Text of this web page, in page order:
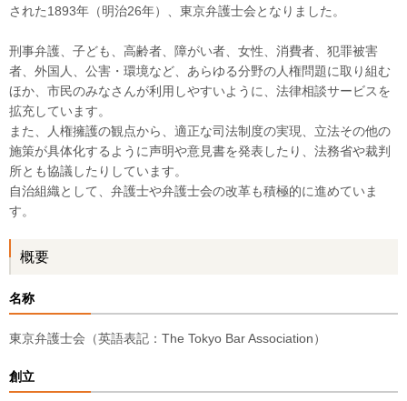
された1893年（明治26年）、東京弁護士会となりました。
刑事弁護、子ども、高齢者、障がい者、女性、消費者、犯罪被害
者、外国人、公害・環境など、あらゆる分野の人権問題に取り組む
ほか、市民のみなさんが利用しやすいように、法律相談サービスを
拡充しています。
また、人権擁護の観点から、適正な司法制度の実現、立法その他の
施策が具体化するように声明や意見書を発表したり、法務省や裁判
所とも協議したりしています。
自治組織として、弁護士や弁護士会の改革も積極的に進めていま
す。
概要
名称
東京弁護士会（英語表記：The Tokyo Bar Association）
創立